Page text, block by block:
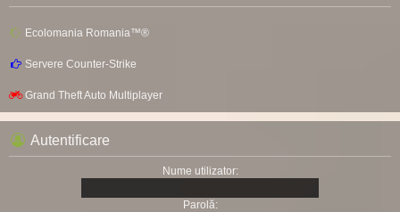
Ecolomania Romania™®
Servere Counter-Strike
Grand Theft Auto Multiplayer
Autentificare
Nume utilizator:
Parolă: